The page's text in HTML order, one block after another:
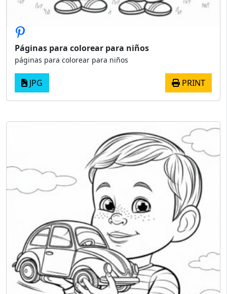
Páginas para colorear para niños
páginas para colorear para niños
JPG PRINT